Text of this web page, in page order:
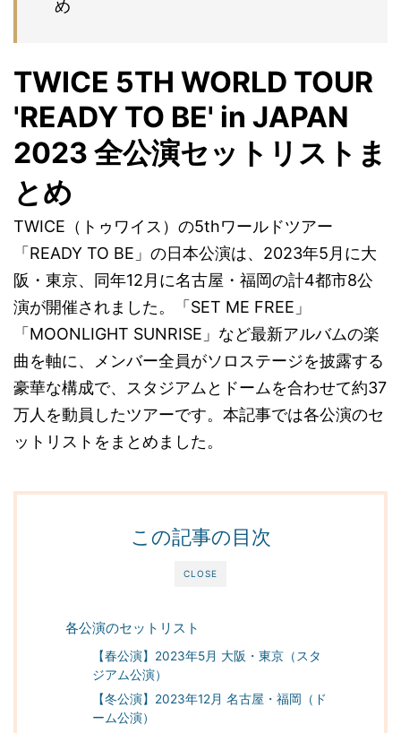
め
TWICE 5TH WORLD TOUR
'READY TO BE' in JAPAN
2023 全公演セットリストま
とめ
TWICE（トゥワイス）の5thワールドツアー
「READY TO BE」の日本公演は、2023年5月に大
阪・東京、同年12月に名古屋・福岡の計4都市8公
演が開催されました。「SET ME FREE」
「MOONLIGHT SUNRISE」など最新アルバムの楽
曲を軸に、メンバー全員がソロステージを披露する
豪華な構成で、スタジアムとドームを合わせて約37
万人を動員したツアーです。本記事では各公演のセ
ットリストをまとめました。
CLOSE
この記事の目次
各公演のセットリスト
【春公演】2023年5月 大阪・東京（スタ
ジアム公演）
【冬公演】2023年12月 名古屋・福岡（ド
ーム公演）